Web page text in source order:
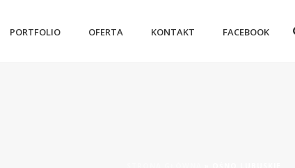
PORTFOLIO OFERTA KONTAKT FACEBOOK